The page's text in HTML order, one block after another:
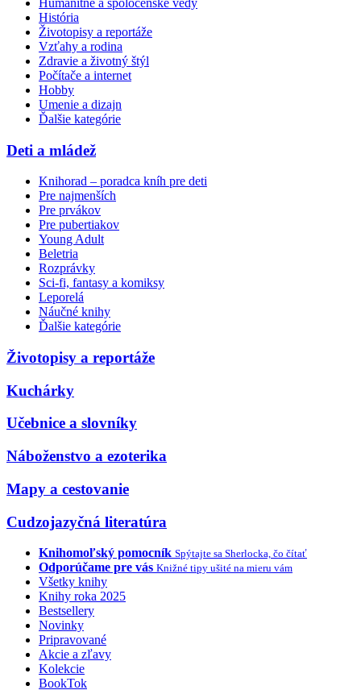
História
Životopisy a reportáže
Vzťahy a rodina
Zdravie a životný štýl
Počítače a internet
Hobby
Umenie a dizajn
Ďalšie kategórie
Deti a mládež
Knihorad – poradca kníh pre deti
Pre najmenších
Pre prvákov
Pre pubertiakov
Young Adult
Beletria
Rozprávky
Sci-fi, fantasy a komiksy
Leporelá
Náučné knihy
Ďalšie kategórie
Životopisy a reportáže
Kuchárky
Učebnice a slovníky
Náboženstvo a ezoterika
Mapy a cestovanie
Cudzojazyčná literatúra
Knihomoľský pomocník Spýtajte sa Sherlocka, čo čítať
Odporúčame pre vás Knižné tipy ušité na mieru vám
Všetky knihy
Knihy roka 2025
Bestsellery
Novinky
Pripravované
Akcie a zľavy
Kolekcie
BookTok